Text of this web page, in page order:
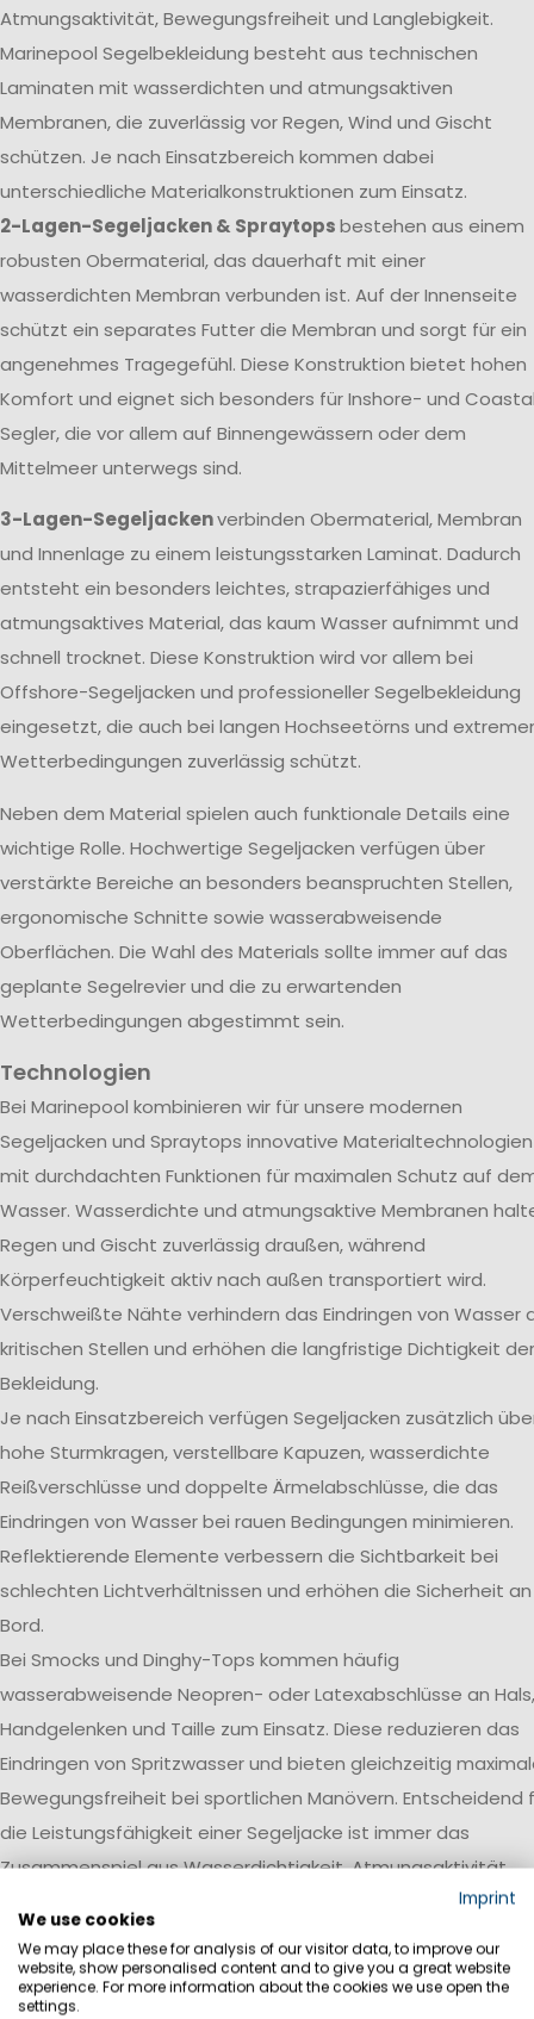
Atmungsaktivität, Bewegungsfreiheit und Langlebigkeit.
Marinepool Segelbekleidung besteht aus technischen
Laminaten mit wasserdichten und atmungsaktiven
Membranen, die zuverlässig vor Regen, Wind und Gischt
schützen. Je nach Einsatzbereich kommen dabei
unterschiedliche Materialkonstruktionen zum Einsatz.
2-Lagen-Segeljacken & Spraytopsbestehen aus einem
robusten Obermaterial, das dauerhaft mit einer
wasserdichten Membran verbunden ist. Auf der Innenseite
schützt ein separates Futter die Membran und sorgt für ein
angenehmes Tragegefühl. Diese Konstruktion bietet hohen
Komfort und eignet sich besonders für Inshore- und
Segler, die vor allem auf Binnengewässern oder dem
Mittelmeer unterwegs sind.
3-Lagen-Segeljackenverbinden Obermaterial, Membran
und Innenlage zu einem leistungsstarken Laminat. Dadurch
entsteht ein besonders leichtes, strapazierfähiges und
atmungsaktives Material, das kaum Wasser aufnimmt und
schnell trocknet. Diese Konstruktion wird vor allem bei
Offshore-Segeljacken und professioneller Segelbekleidung
eingesetzt, die auch bei langen Hochseetörns und
Wetterbedingungen zuverlässig schützt.
Neben dem Material spielen auch funktionale Details eine
wichtige Rolle. Hochwertige Segeljacken verfügen über
verstärkte Bereiche an besonders beanspruchten Stellen,
ergonomische Schnitte sowie wasserabweisende
Oberflächen. Die Wahl des Materials sollte immer auf das
geplante Segelrevier und die zu erwartenden
Wetterbedingungen abgestimmt sein.
Technologien
Bei Marinepool kombinieren wir für unsere modernen
Segeljacken und Spraytops innovative Materialtechnologien
mit durchdachten Funktionen für maximalen Schutz auf
Wasser. Wasserdichte und atmungsaktive Membranen
Regen und Gischt zuverlässig draußen, während
Körperfeuchtigkeit aktiv nach außen transportiert wird.
Verschweißte Nähte verhindern das Eindringen von Wasser
kritischen Stellen und erhöhen die langfristige Dichtigkeit der
Bekleidung.
Je nach Einsatzbereich verfügen Segeljacken zusätzlich
hohe Sturmkragen, verstellbare Kapuzen, wasserdichte
Reißverschlüsse und doppelte Ärmelabschlüsse, die das
Eindringen von Wasser bei rauen Bedingungen minimieren.
Reflektierende Elemente verbessern die Sichtbarkeit bei
schlechten Lichtverhältnissen und erhöhen die Sicherheit an
Bord.
Bei Smocks und Dinghy-Tops kommen häufig
wasserabweisende Neopren- oder Latexabschlüsse an Hals,
Handgelenken und Taille zum Einsatz. Diese reduzieren das
Eindringen von Spritzwasser und bieten gleichzeitig
Bewegungsfreiheit bei sportlichen Manövern. Entscheidend
die Leistungsfähigkeit einer Segeljacke ist immer das
Zusammenspiel aus Wasserdichtigkeit, Atmungsaktivität,
Robustheit und einer auf den jeweiligen Einsatzbereich
abgestimmten Ausstattung.
Wasserdichtigkeit
Imprint
We use cookies
We may place these for analysis of our visitor data, to improve our
website, show personalised content and to give you a great website
experience. For more information about the cookies we use open the
settings.